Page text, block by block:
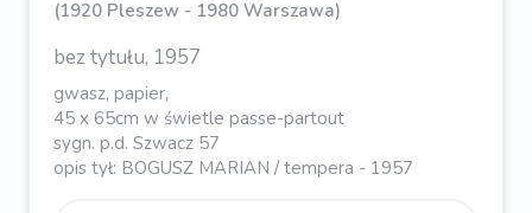
(1920 Pleszew - 1980 Warszawa)
bez tytułu, 1957
gwasz, papier,
45 x 65cm w świetle passe-partout
sygn. p.d. Szwacz 57
opis tył: BOGUSZ MARIAN / tempera - 1957